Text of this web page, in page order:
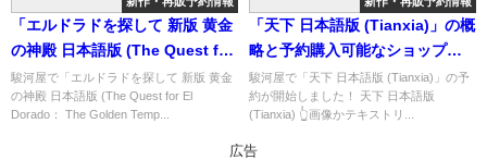
「エルドラドを探して 新版 黄金
の神殿 日本語版 (The Quest for
El Dorado： The Golden
Temples)」の概略と予約購入可
駿河屋で「エルドラドを探して 新版 黄金
の神殿 日本語版 (The Quest for El
Dorado： The Golden Temp...
「天下 日本語版 (Tianxia)」の概
略と予約購入可能なショップ紹
介！
駿河屋で「天下 日本語版 (Tianxia)」の予
約が開始しました！ 天下 日本語版
(Tianxia) 👆画像かテキストリ...
広告